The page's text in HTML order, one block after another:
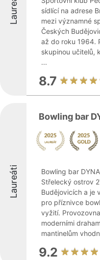
Laureáti
sídlící na adrese
mezi významné
Českých
až do roku 1964.
skupinou učitelů,
...
8.7
Laureáti
Bowling bar
Bowling bar
Střelecký ostrov
Budějovicích a je
pro příznivce
vyžití.
moderními
mantinelům
9.2